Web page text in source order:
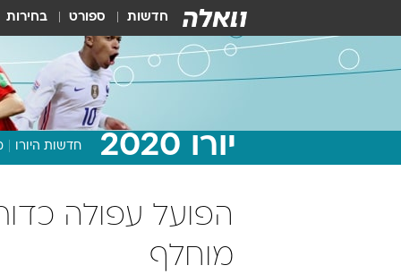
חדשות ספורט בחירות
יורו 2020 חדשות היורו
מוחלף